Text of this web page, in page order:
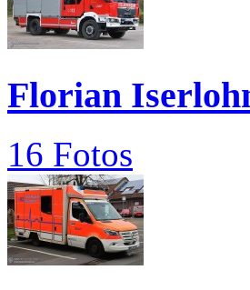
Florian
16 Fotos